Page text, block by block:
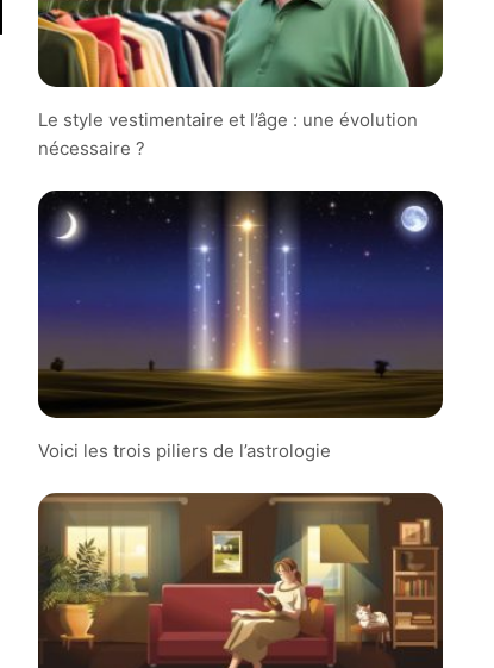
Le style vestimentaire et l’âge : une évolution
nécessaire ?
Voici les trois piliers de l’astrologie